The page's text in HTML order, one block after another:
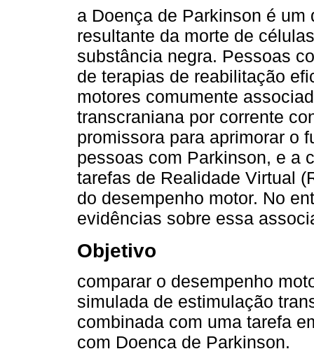
a Doença de Parkinson é
resultante da morte de
substância negra. Pessoas
de terapias de reabilitação
motores comumente
transcraniana por corrente
promissora para aprimorar o
pessoas com Parkinson, e a
tarefas de Realidade Virtual
do desempenho motor. No
evidências sobre essa
Objetivo
comparar o desempenho
simulada de estimulação
combinada com uma tarefa
com Doença de Parkinson.